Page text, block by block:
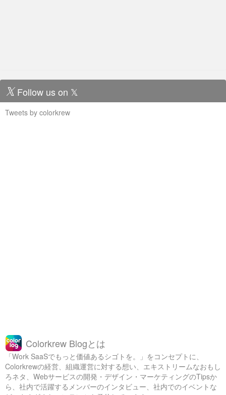
Follow us on 𝕏
Tweets by colorkrew
Colorkrew Blogとは
「Work SaaSでもっと価値あるシゴトを。」をコンセプトに、
Colorkrewの経営、組織運営に対する想い、エキストリームなおもし
ろネタ、Webサービスの開発・デザイン・マーケティングのTipsか
ら、社内で活躍するメンバーのインタビュー、社内でのイベントな